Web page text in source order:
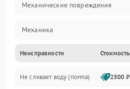
Механические повреждения
Механика
Электропитание
Водоснабжение
Неисправности Стоимость
Не сливает воду (помпа) 2500 ₽